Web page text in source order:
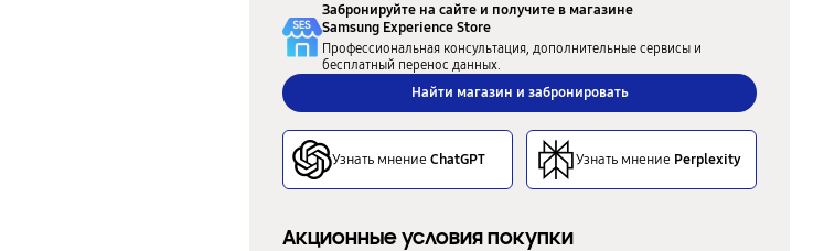
Забронируйте на сайте и получите в магазине
Samsung Experience Store
Профессиональная консультация, дополнительные сервисы и
бесплатный перенос данных.
Найти магазин и забронировать
Узнать мнениеChatGPT Узнать мнение Perplexity
Акционные условия покупки